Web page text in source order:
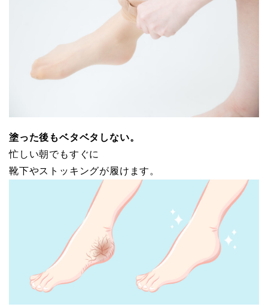
塗った後もベタベタしない。
忙しい朝でもすぐに
靴下やストッキングが履けます。